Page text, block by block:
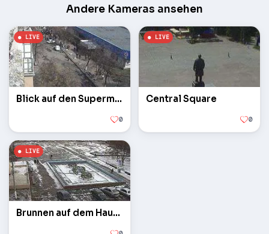
Andere Kameras ansehen
Blick auf den Supermarkt
0
Central Square
0
Brunnen auf dem Hauptplatz